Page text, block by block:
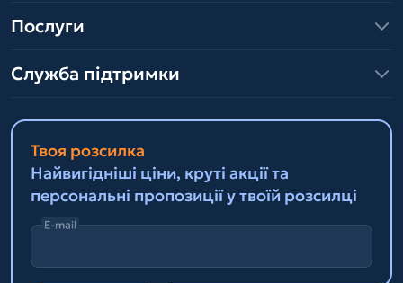
Послуги
Служба підтримки
Твоя розсилка
Найвигідніші ціни, круті акції та
персональні пропозиції у твоїй розсилці
E-mail